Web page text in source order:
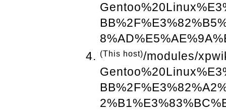
(This host)/modules/